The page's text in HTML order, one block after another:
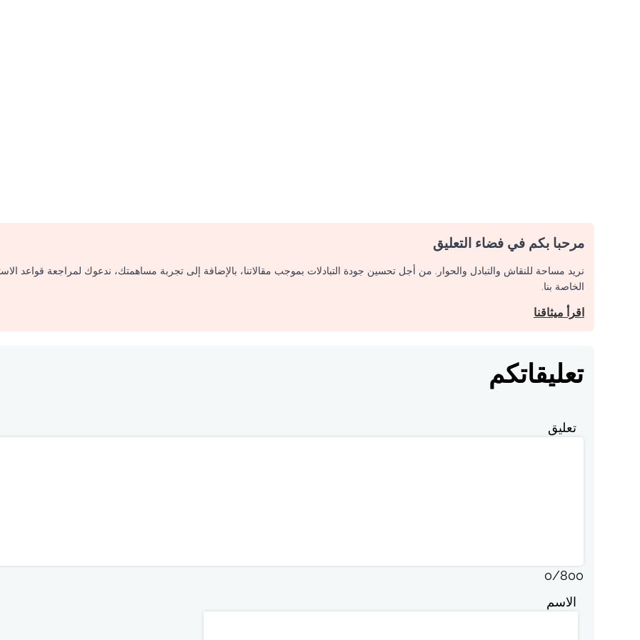
مرحبا بكم في فضاء التعليق
نريد مساحة للنقاش والتبادل والحوار. من أجل تحسين جودة التبادلات بموجب مقالاتنا، بالإضافة إلى تجربة مساهمتك، ندعوك لمراجعة قواعد
الخاصة بنا.
اقرأ ميثاقنا
تعليقاتكم
تعليق
0/800
الاسم